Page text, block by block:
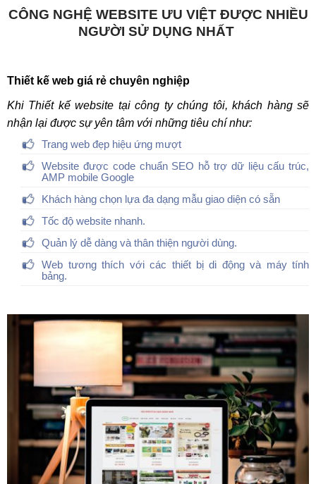
CÔNG NGHỆ WEBSITE ƯU VIỆT ĐƯỢC NHIỀU
NGƯỜI SỬ DỤNG NHẤT
Thiết kế web giá rẻ chuyên nghiệp
Khi Thiết kế website tại công ty chúng tôi, khách hàng sẽ
nhận lại được sự yên tâm với những tiêu chí như:
Trang web đẹp hiệu ứng mượt
Website được code chuẩn SEO hỗ trợ dữ liệu cấu trúc,
AMP mobile Google
Khách hàng chọn lựa đa dạng mẫu giao diện có sẵn
Tốc độ website nhanh.
Quản lý dễ dàng và thân thiện người dùng.
Web tương thích với các thiết bị di động và máy tính
bảng.